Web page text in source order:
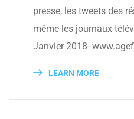
presse, les tweets des
même les journaux
Janvier 2018-
LEARN MORE